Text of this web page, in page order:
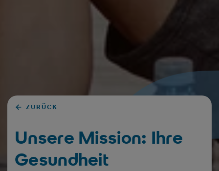
ZURÜCK
Unsere Mission: Ihre
Gesundheit